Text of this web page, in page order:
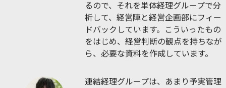
るので、それを単体経理グループで分
析して、経営陣と経営企画部にフィー
ドバックしています。こういったもの
をはじめ、経営判断の観点を持ちなが
ら、必要な資料を作成しています。
連結経理グループは、あまり予実管理